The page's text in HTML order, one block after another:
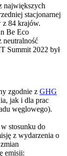
największych
stacjonarnej
z 84 krajów.
Be Eco
neutralność
Summit 2022 był
zgodnie z GHG
jak i dla prac
węglowego).
w stosunku do
z wydarzenia o
emisji: